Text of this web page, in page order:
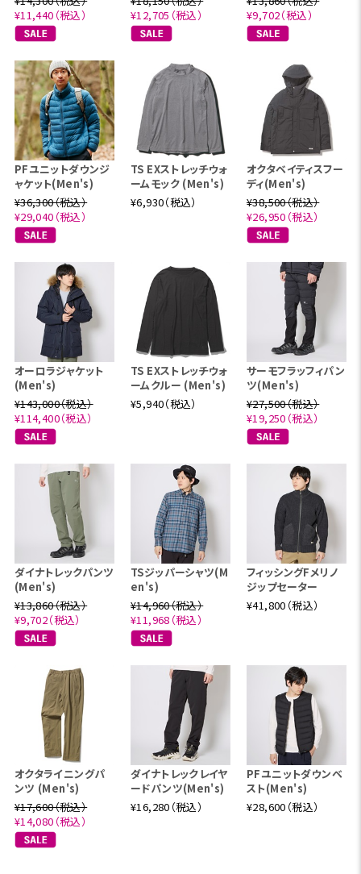
¥11,440（税込）
¥12,705（税込）
¥9,702（税込）
PFユニットダウンジ
ャケット(Men's)
¥36,300（税込）
¥29,040（税込）
TS EXストレッチウォ
ームモック (Men's)
¥6,930（税込）
オクタベイティスフー
ディ(Men's)
¥38,500（税込）
¥26,950（税込）
オーロラジャケット
(Men's)
¥143,000（税込）
¥114,400（税込）
TS EXストレッチウォ
ームクルー (Men's)
¥5,940（税込）
サーモフラッフィパン
ツ(Men's)
¥27,500（税込）
¥19,250（税込）
ダイナトレックパンツ
(Men's)
¥13,860（税込）
¥9,702（税込）
TSジッパーシャツ(M
en's)
¥14,960（税込）
¥11,968（税込）
フィッシングFメリノ
ジップセーター
¥41,800（税込）
オクタライニングパ
ンツ (Men's)
¥17,600（税込）
¥14,080（税込）
ダイナトレックレイヤ
ードパンツ(Men's)
¥16,280（税込）
PFユニットダウンベ
スト(Men's)
¥28,600（税込）